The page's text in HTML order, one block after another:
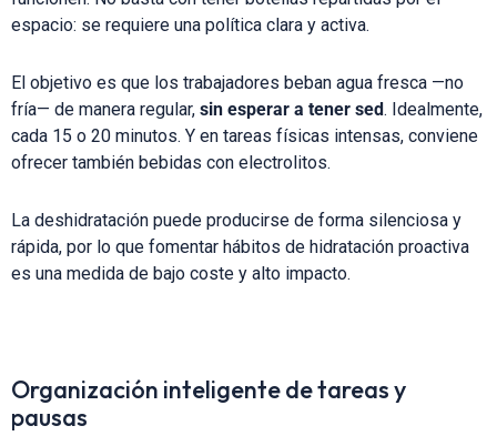
espacio: se requiere una política clara y activa.
El objetivo es que los trabajadores beban agua fresca —no
fría— de manera regular, sin esperar a tener sed. Idealmente,
cada 15 o 20 minutos. Y en tareas físicas intensas, conviene
ofrecer también bebidas con electrolitos.
La deshidratación puede producirse de forma silenciosa y
rápida, por lo que fomentar hábitos de hidratación proactiva
es una medida de bajo coste y alto impacto.
Organización inteligente de tareas y
pausas